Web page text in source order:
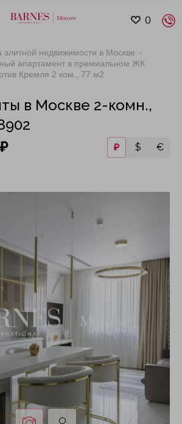
0
элитной недвижимости в Москве
апартамент в премиальном ЖК
Кремля 2 ком., 77 м2
в Москве 2-комн.,
₽ $ €